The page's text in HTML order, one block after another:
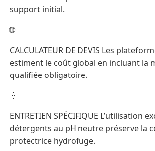
support initial.
🌐
CALCULATEUR DE DEVIS Les
estiment le coût global en incluant la
qualifiée obligatoire.
💧
ENTRETIEN SPÉCIFIQUE L’utilisation
détergents au pH neutre préserve la
protectrice hydrofuge.